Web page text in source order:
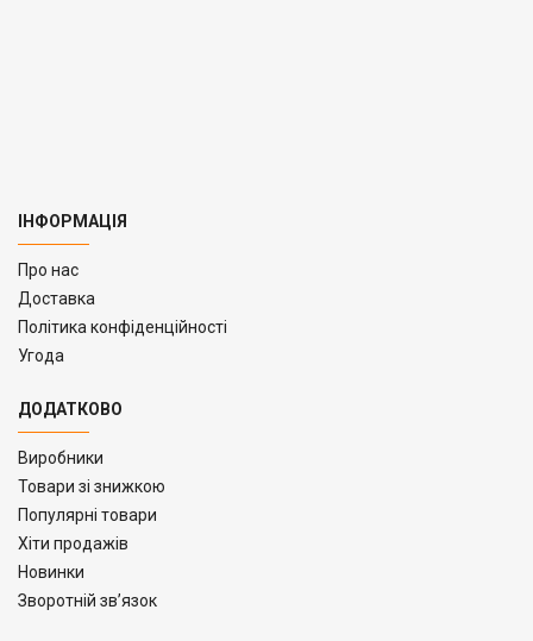
ІНФОРМАЦІЯ
Про нас
Доставка
Політика конфіденційності
Угода
ДОДАТКОВО
Виробники
Товари зі знижкою
Популярні товари
Хіти продажів
Новинки
Зворотній зв’язок